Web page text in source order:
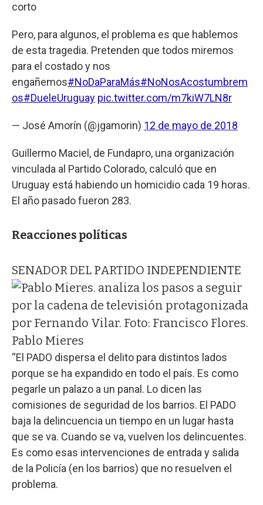
corto
Pero, para algunos, el problema es que hablemos
de esta tragedia. Pretenden que todos miremos
para el costado y nos
engañemos#NoDaParaMás#NoNosAcostumbrem
os#DueleUruguay pic.twitter.com/m7kiW7LN8r
— José Amorín (@jgamorin) 12 de mayo de 2018
Guillermo Maciel, de Fundapro, una organización
vinculada al Partido Colorado, calculó que en
Uruguay está habiendo un homicidio cada 19 horas.
El año pasado fueron 283.
Reacciones políticas
SENADOR DEL PARTIDO INDEPENDIENTE
Pablo Mieres
“El PADO dispersa el delito para distintos lados
porque se ha expandido en todo el país. Es como
pegarle un palazo a un panal. Lo dicen las
comisiones de seguridad de los barrios. El PADO
baja la delincuencia un tiempo en un lugar hasta
que se va. Cuando se va, vuelven los delincuentes.
Es como esas intervenciones de entrada y salida
de la Policía (en los barrios) que no resuelven el
problema.